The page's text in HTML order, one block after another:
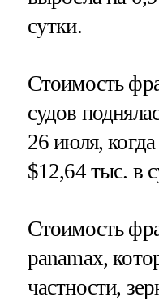
сутки.
Стоимость
судов
26 июля,
$12,64 тыс. в
Стоимость
panamax,
частности,